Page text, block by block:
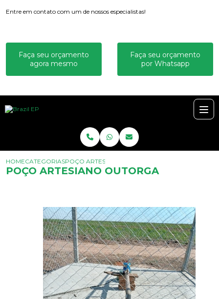
Entre em contato com um de nossos especialistas!
Faça seu orçamento
agora mesmo
Faça seu orçamento
por Whatsapp
HOMECATEGORIASPOÇO ARTESIANO OUTORGA
POÇO ARTESIANO OUTORGA